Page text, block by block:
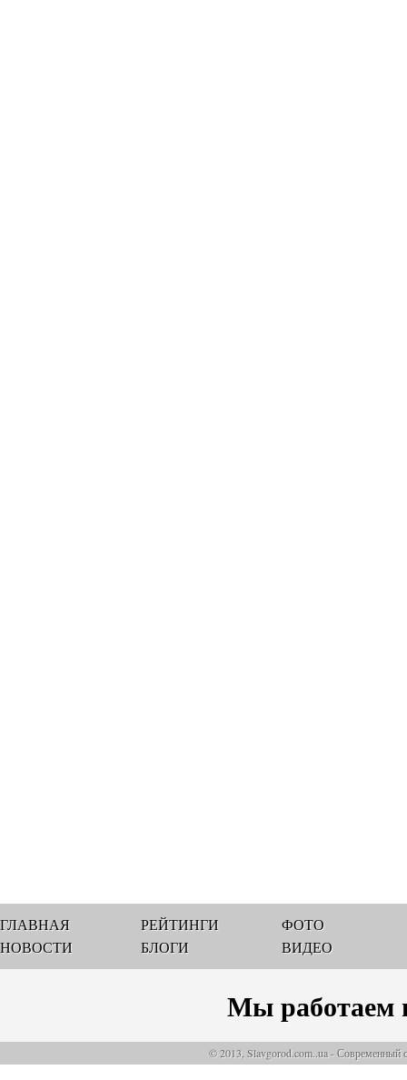
ГЛАВНАЯ
НОВОСТИ
РЕЙТИНГИ
БЛОГИ
ФОТО
ВИДЕО
Мы работаем
© 2013, Slavgorod.com..ua - Современный